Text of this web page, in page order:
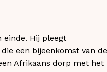
einde. Hij pleegt
een bijeenkomst van de
Afrikaans dorp met het